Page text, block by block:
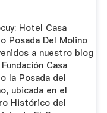
Hotel Casa
Posada Del Molino
a nuestro blog
Casa
la Posada del
ubicada en el
Histórico del